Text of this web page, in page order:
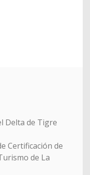
Delta de Tigre
Certificación de
de La